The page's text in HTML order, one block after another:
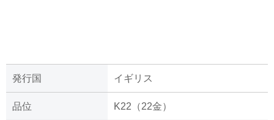
発行国 イギリス
品位 K22（22金）